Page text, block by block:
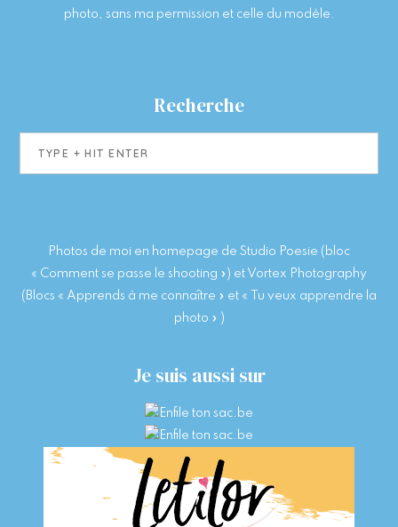
photo, sans ma permission et celle du modèle.
Recherche
Photos de moi en homepage de Studio Poesie (bloc
« Comment se passe le shooting ») et Vortex Photography
(Blocs « Apprends à me connaître » et « Tu veux apprendre la
photo » )
Je suis aussi sur